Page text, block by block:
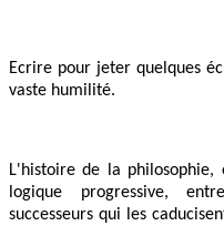
Ecrire pour jeter quelques
vaste humilité.
L'histoire de la philosophie,
logique progressive,
successeurs qui les